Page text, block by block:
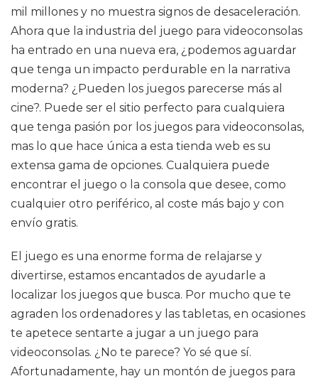
mil millones y no muestra signos de desaceleración.
Ahora que la industria del juego para videoconsolas
ha entrado en una nueva era, ¿podemos aguardar
que tenga un impacto perdurable en la narrativa
moderna? ¿Pueden los juegos parecerse más al
cine?. Puede ser el sitio perfecto para cualquiera
que tenga pasión por los juegos para videoconsolas,
mas lo que hace única a esta tienda web es su
extensa gama de opciones. Cualquiera puede
encontrar el juego o la consola que desee, como
cualquier otro periférico, al coste más bajo y con
envío gratis.
El juego es una enorme forma de relajarse y
divertirse, estamos encantados de ayudarle a
localizar los juegos que busca. Por mucho que te
agraden los ordenadores y las tabletas, en ocasiones
te apetece sentarte a jugar a un juego para
videoconsolas. ¿No te parece? Yo sé que sí.
Afortunadamente, hay un montón de juegos para